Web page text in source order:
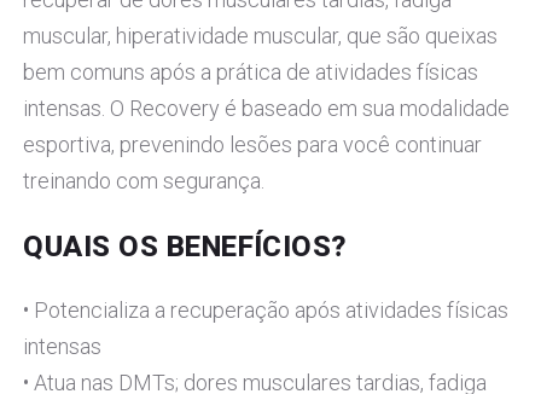
muscular, hiperatividade muscular, que são queixas
bem comuns após a prática de atividades físicas
intensas. O Recovery é baseado em sua modalidade
esportiva, prevenindo lesões para você continuar
treinando com segurança.
QUAIS OS BENEFÍCIOS?
• Potencializa a recuperação após atividades físicas
intensas
• Atua nas DMTs; dores musculares tardias, fadiga